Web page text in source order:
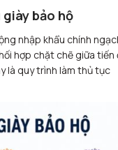
bảo hộ
nhập khẩu chính
hợp chặt chẽ giữa tiến
là quy trình làm thủ tục